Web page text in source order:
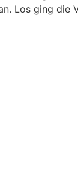
Los ging die